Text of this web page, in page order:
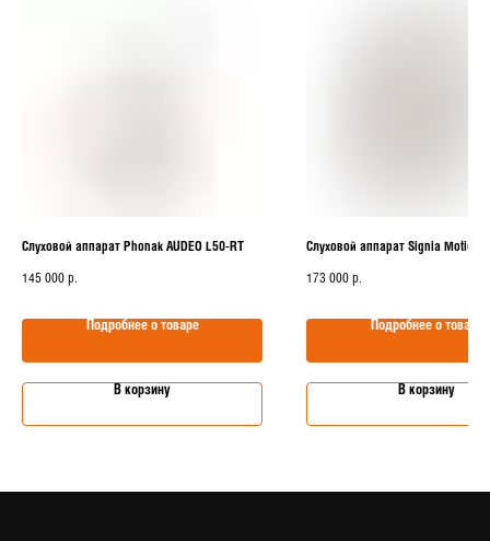
Слуховой аппарат Phonak AUDEO L50-RT
145 000 р.
Подробнее о товаре
В корзину
Слуховой аппарат Signia Motion
173 000 р.
Подробнее о товаре
В корзину